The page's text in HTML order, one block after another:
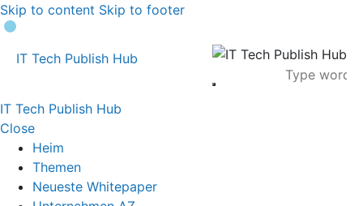
Skip to content Skip to footer
IT Tech Publish Hub
IT Tech Publish Hub
Close
Heim
Themen
Neueste Whitepaper